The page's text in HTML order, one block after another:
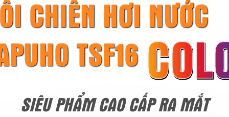
CHIÊN HƠI NƯỚC
TSF16
SIÊU PHẨM CAO CẤP RA MẮT